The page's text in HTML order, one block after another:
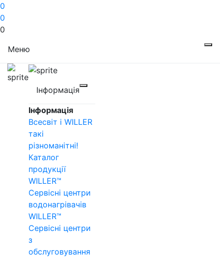
0
0
0
Меню
Інформація
Інформація
Всесвіт і WILLER
такі
різноманітні!
Каталог
продукції
WILLER™
Сервісні центри
водонагрівачів
WILLER™
Сервісні центри
з
обслуговування